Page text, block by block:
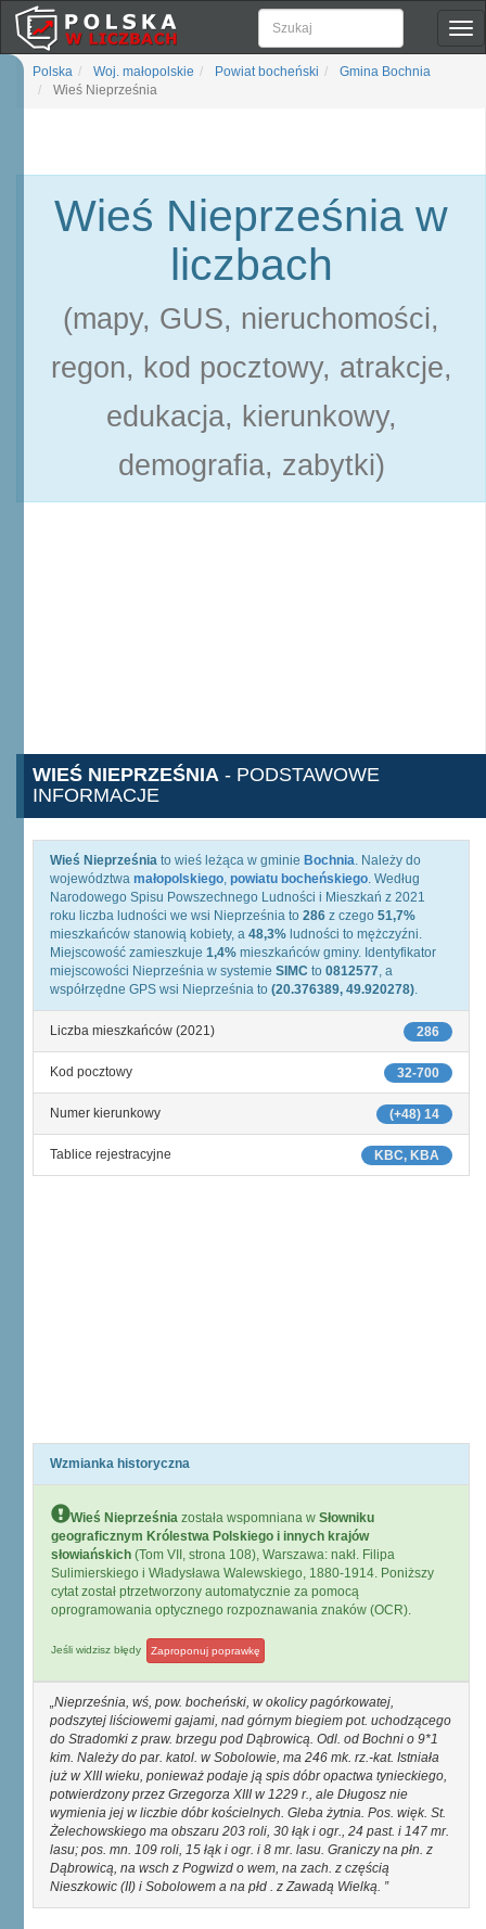
Polska Woj. małopolskie Powiat bocheński
Gmina Bochnia
Wieś Nieprześnia
Wieś Nieprześnia w
liczbach
(mapy, GUS, nieruchomości,
regon, kod pocztowy, atrakcje,
edukacja, kierunkowy,
demografia, zabytki)
WIEŚ NIEPRZEŚNIA - PODSTAWOWE
INFORMACJE
Wieś Nieprześnia to wieś leżąca w gminie Bochnia. Należy do
województwa małopolskiego, powiatu bocheńskiego. Według
Narodowego Spisu Powszechnego Ludności i Mieszkań z 2021
roku liczba ludności we wsi Nieprześnia to 286 z czego 51,7%
mieszkańców stanowią kobiety, a 48,3% ludności to mężczyźni.
Miejscowość zamieszkuje 1,4% mieszkańców gminy. Identyfikator
miejscowości Nieprześnia w systemie SIMC to 0812577, a
współrzędne GPS wsi Nieprześnia to (20.376389, 49.920278).
286
Liczba mieszkańców (2021)
32-700
Kod pocztowy
(+48) 14
Numer kierunkowy
KBC, KBA
Tablice rejestracyjne
Wzmianka historyczna
Wieś Nieprześnia została wspomniana w Słowniku
geograficznym Królestwa Polskiego i innych krajów
słowiańskich (Tom VII, strona 108), Warszawa: nakł. Filipa
Sulimierskiego i Władysława Walewskiego, 1880-1914. Poniższy
cytat został ptrzetworzony automatycznie za pomocą
oprogramowania optycznego rozpoznawania znaków (OCR).
Jeśli widzisz błędy Zaproponuj poprawkę
Nieprześnia, wś, pow. bocheński, w okolicy pagórkowatej,
podszytej liściowemi gajami, nad górnym biegiem pot. uchodzącego
do Stradomki z praw. brzegu pod Dąbrowicą. Odl. od Bochni o 9*1
kim. Należy do par. katol. w Sobolowie, ma 246 mk. rz.-kat. Istniała
już w XIII wieku, ponieważ podaje ją spis dóbr opactwa tynieckiego,
potwierdzony przez Grzegorza XIII w 1229 r., ale Długosz nie
wymienia jej w liczbie dóbr kościelnych. Gleba żytnia. Pos. więk. St.
Żelechowskiego ma obszaru 203 roli, 30 łąk i ogr., 24 past. i 147 mr.
lasu; pos. mn. 109 roli, 15 łąk i ogr. i 8 mr. lasu. Graniczy na płn. z
Dąbrowicą, na wsch z Pogwizd o wem, na zach. z częścią
Nieszkowic (II) i Sobolowem a na płd . z Zawadą Wielką.